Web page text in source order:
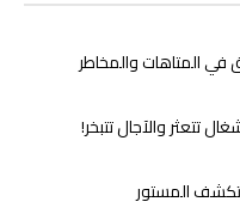
في المتاهات والمخاطر
المستور